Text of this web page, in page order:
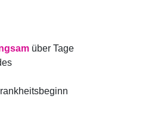
über Tage